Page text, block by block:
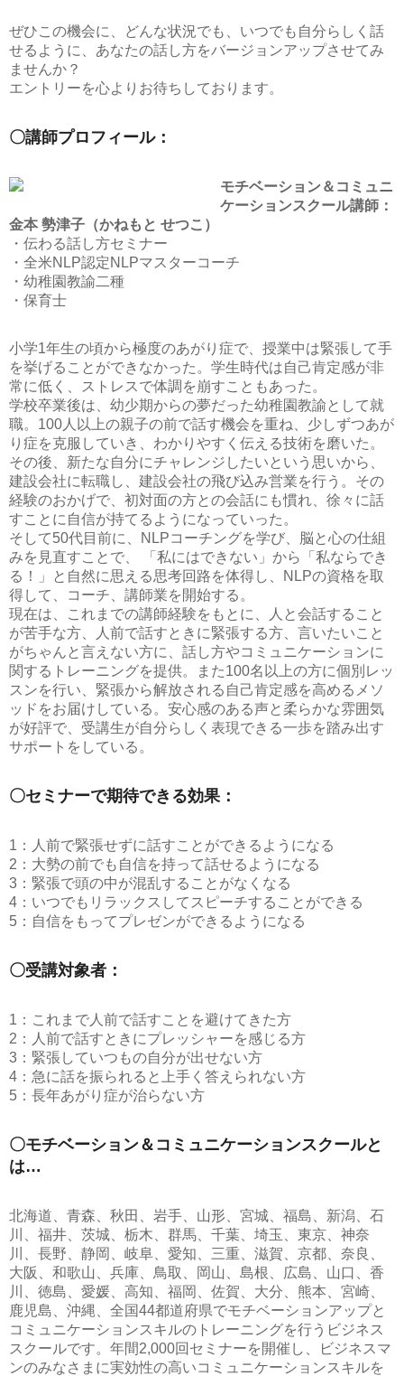
ぜひこの機会に、どんな状況でも、いつでも自分らしく話
せるように、あなたの話し方をバージョンアップさせてみ
ませんか？
エントリーを心よりお待ちしております。
〇講師プロフィール：
モチベーション＆コミュニ
ケーションスクール講師：
金本 勢津子（かねもと せつこ）
・伝わる話し方セミナー
・全米NLP認定NLPマスターコーチ
・幼稚園教諭二種
・保育士
小学1年生の頃から極度のあがり症で、授業中は緊張して手
を挙げることができなかった。学生時代は自己肯定感が非
常に低く、ストレスで体調を崩すこともあった。
学校卒業後は、幼少期からの夢だった幼稚園教諭として就
職。100人以上の親子の前で話す機会を重ね、少しずつあが
り症を克服していき、わかりやすく伝える技術を磨いた。
その後、新たな自分にチャレンジしたいという思いから、
建設会社に転職し、建設会社の飛び込み営業を行う。その
経験のおかげで、初対面の方との会話にも慣れ、徐々に話
すことに自信が持てるようになっていった。
そして50代目前に、NLPコーチングを学び、脳と心の仕組
みを見直すことで、 「私にはできない」から「私ならでき
る！」と自然に思える思考回路を体得し、NLPの資格を取
得して、コーチ、講師業を開始する。
現在は、これまでの講師経験をもとに、人と会話すること
が苦手な方、人前で話すときに緊張する方、言いたいこと
がちゃんと言えない方に、話し方やコミュニケーションに
関するトレーニングを提供。また100名以上の方に個別レッ
スンを行い、緊張から解放される自己肯定感を高めるメソ
ッドをお届けしている。安心感のある声と柔らかな雰囲気
が好評で、受講生が自分らしく表現できる一歩を踏み出す
サポートをしている。
〇セミナーで期待できる効果：
1：人前で緊張せずに話すことができるようになる
2：大勢の前でも自信を持って話せるようになる
3：緊張で頭の中が混乱することがなくなる
4：いつでもリラックスしてスピーチすることができる
5：自信をもってプレゼンができるようになる
〇受講対象者：
1：これまで人前で話すことを避けてきた方
2：人前で話すときにプレッシャーを感じる方
3：緊張していつもの自分が出せない方
4：急に話を振られると上手く答えられない方
5：長年あがり症が治らない方
〇モチベーション＆コミュニケーションスクールと
は…
北海道、青森、秋田、岩手、山形、宮城、福島、新潟、石
川、福井、茨城、栃木、群馬、千葉、埼玉、東京、神奈
川、長野、静岡、岐阜、愛知、三重、滋賀、京都、奈良、
大阪、和歌山、兵庫、鳥取、岡山、島根、広島、山口、香
川、徳島、愛媛、高知、福岡、佐賀、大分、熊本、宮崎、
鹿児島、沖縄、全国44都道府県でモチベーションアップと
コミュニケーションスキルのトレーニングを行うビジネス
スクールです。年間2,000回セミナーを開催し、ビジネスマ
ンのみなさまに実効性の高いコミュニケーションスキルを